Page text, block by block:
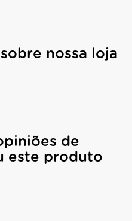
nossa loja
de
este produto